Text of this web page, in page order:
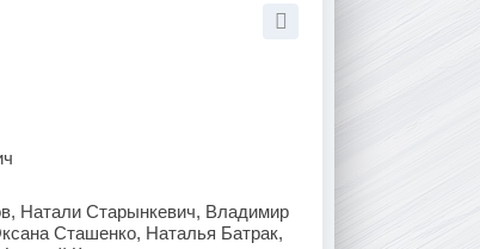
Натали Старынкевич, Владимир
Сташенко, Наталья Батрак,